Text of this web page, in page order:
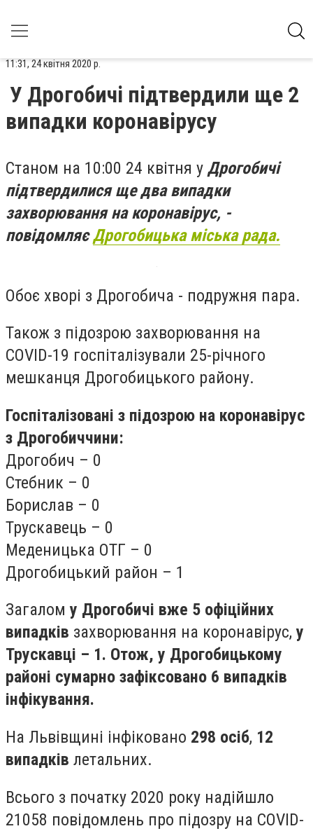
11:31, 24 квітня 2020 р.
У Дрогобичі підтвердили ще 2
випадки коронавірусу
Станом на 10:00 24 квітня у Дрогобичі
підтвердилися ще два випадки
захворювання на коронавірус, -
повідомляєДрогобицька міська рада.
Обоє хворі з Дрогобича - подружня пара.
Також з підозрою захворювання на
COVID-19 госпіталізували 25-річного
мешканця Дрогобицького району.
Госпіталізовані з підозрою на коронавірус
з Дрогобиччини:
Дрогобич – 0
Стебник – 0
Борислав – 0
Трускавець – 0
Меденицька ОТГ – 0
Дрогобицький район – 1
Загалом у Дрогобичі вже 5 офіційних
випадків захворювання на коронавірус, у
Трускавці – 1. Отож, у Дрогобицькому
районі сумарно зафіксовано 6 випадків
інфікування.
На Львівщині інфіковано 298 осіб, 12
випадків летальних.
Всього з початку 2020 року надійшло
21058 повідомлень про підозру на COVID-